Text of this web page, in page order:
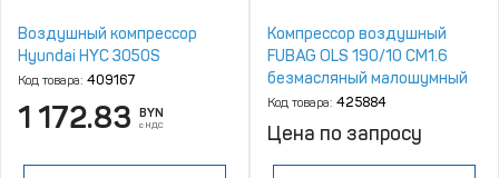
Воздушный компрессор
Hyundai HYC 3050S
Код товара: 409167
1 172.83 BYN
с НДС
Компрессор воздушный
FUBAG OLS 190/10 CM1.6
безмасляный малошумный
Код товара: 425884
Цена по запросу